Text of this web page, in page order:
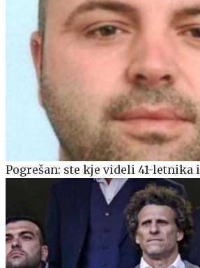
Pogrešan: ste kje videli 41-letnika